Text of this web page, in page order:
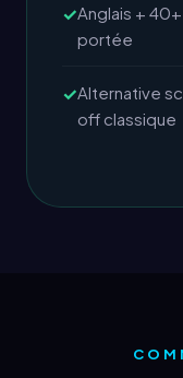
Anglais +
portée
Alternative
off classique